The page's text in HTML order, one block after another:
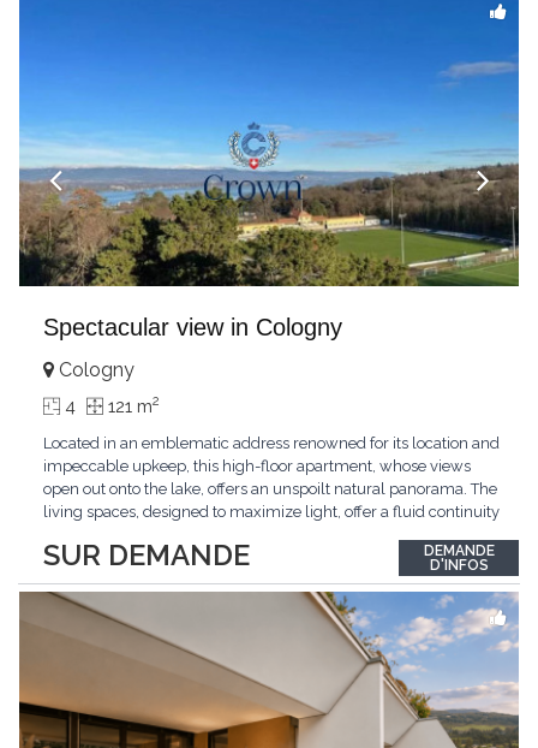
Spectacular view in Cologny
SUR DEMANDE
Cologny
4 121 m2
Located in an emblematic address renowned for its location and
impeccable upkeep, this high-floor apartment, whose views
open out onto the lake, offers an unspoilt natural panorama. The
living spaces, designed to maximize light, offer a fluid continuity
comprises two bedrooms, each with its own bathroom,
guaranteeing comfort and privacy. Private...
DEMANDE
D'INFOS